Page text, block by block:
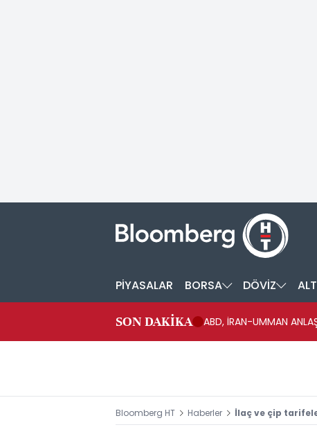
PİYASALAR BORSA DÖVİZ
SON DAKİKA ABD, İRAN-UMMAN
Bloomberg HT Haberler İlaç ve çip